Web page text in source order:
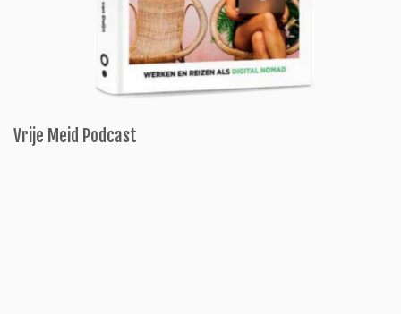
Vrije Meid Podcast